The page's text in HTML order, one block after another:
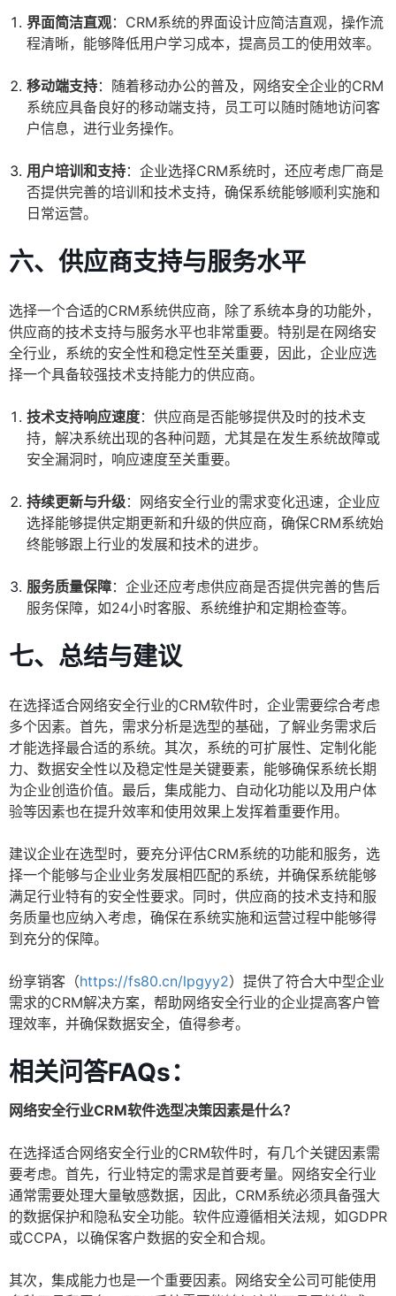
界面简洁直观：CRM系统的界面设计应简洁直观，操作流
程清晰，能够降低用户学习成本，提高员工的使用效率。
移动端支持：随着移动办公的普及，网络安全企业的CRM
系统应具备良好的移动端支持，员工可以随时随地访问客
户信息，进行业务操作。
用户培训和支持：企业选择CRM系统时，还应考虑厂商是
否提供完善的培训和技术支持，确保系统能够顺利实施和
日常运营。
六、供应商支持与服务水平
选择一个合适的CRM系统供应商，除了系统本身的功能外，
供应商的技术支持与服务水平也非常重要。特别是在网络安
全行业，系统的安全性和稳定性至关重要，因此，企业应选
择一个具备较强技术支持能力的供应商。
技术支持响应速度：供应商是否能够提供及时的技术支
持，解决系统出现的各种问题，尤其是在发生系统故障或
安全漏洞时，响应速度至关重要。
持续更新与升级：网络安全行业的需求变化迅速，企业应
选择能够提供定期更新和升级的供应商，确保CRM系统始
终能够跟上行业的发展和技术的进步。
服务质量保障：企业还应考虑供应商是否提供完善的售后
服务保障，如24小时客服、系统维护和定期检查等。
七、总结与建议
在选择适合网络安全行业的CRM软件时，企业需要综合考虑
多个因素。首先，需求分析是选型的基础，了解业务需求后
才能选择最合适的系统。其次，系统的可扩展性、定制化能
力、数据安全性以及稳定性是关键要素，能够确保系统长期
为企业创造价值。最后，集成能力、自动化功能以及用户体
验等因素也在提升效率和使用效果上发挥着重要作用。
建议企业在选型时，要充分评估CRM系统的功能和服务，选
择一个能够与企业业务发展相匹配的系统，并确保系统能够
满足行业特有的安全性要求。同时，供应商的技术支持和服
务质量也应纳入考虑，确保在系统实施和运营过程中能够得
到充分的保障。
纷享销客（https://fs80.cn/lpgyy2）提供了符合大中型企业
需求的CRM解决方案，帮助网络安全行业的企业提高客户管
理效率，并确保数据安全，值得参考。
相关问答FAQs：
网络安全行业CRM软件选型决策因素是什么？
在选择适合网络安全行业的CRM软件时，有几个关键因素需
要考虑。首先，行业特定的需求是首要考量。网络安全行业
通常需要处理大量敏感数据，因此，CRM系统必须具备强大
的数据保护和隐私安全功能。软件应遵循相关法规，如GDPR
或CCPA，以确保客户数据的安全和合规。
其次，集成能力也是一个重要因素。网络安全公司可能使用